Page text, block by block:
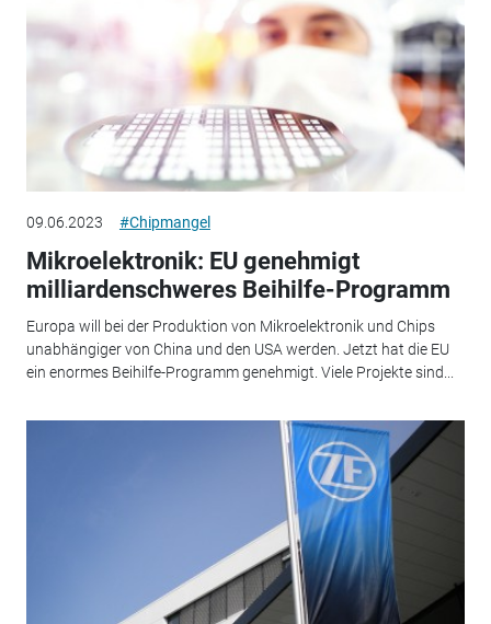
09.06.2023 #Chipmangel
Mikroelektronik: EU genehmigt
milliardenschweres Beihilfe-Programm
Europa will bei der Produktion von Mikroelektronik und Chips
unabhängiger von China und den USA werden. Jetzt hat die EU
ein enormes Beihilfe-Programm genehmigt. Viele Projekte sind...